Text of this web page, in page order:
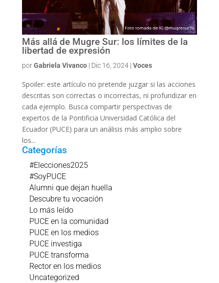
Más allá de Mugre Sur: los límites de la
libertad de expresión
porGabriela Vivanco| Dic 16, 2024| Voces
Spoiler: este artículo no pretende juzgar si las acciones
descritas son correctas o incorrectas, ni profundizar en
cada ejemplo. Busca compartir perspectivas de
expertos de la Pontificia Universidad Católica del
Ecuador (PUCE) para un análisis más amplio sobre
los...
Categorías
#Elecciones2025
#SoyPUCE
Alumni que dejan huella
Descubre tu vocación
Lo más leído
PUCE en la comunidad
PUCE en los medios
PUCE investiga
PUCE transforma
Rector en los medios
Uncategorized